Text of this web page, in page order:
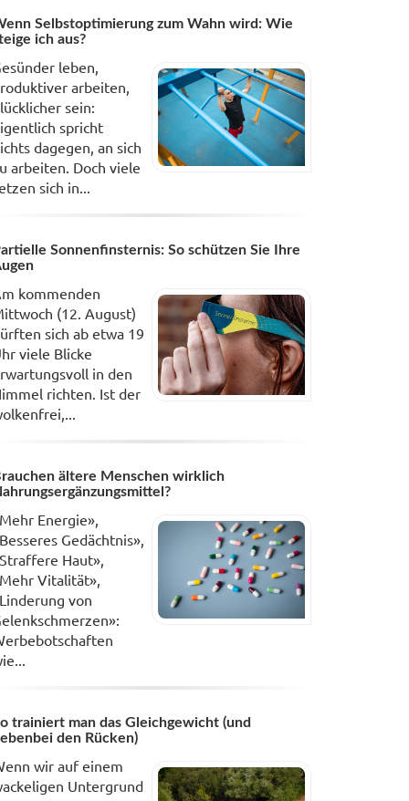
Selbstoptimierung zum Wahn wird: Wie
ich aus?
leben,
arbeiten,
sein:
spricht
dagegen, an sich
arbeiten. Doch viele
sich in...
Sonnenfinsternis: So schützen Sie Ihre
kommenden
(12. August)
sich ab etwa 19
viele Blicke
in den
richten. Ist der
ältere Menschen wirklich
Energie»,
Gedächtnis»,
Haut»,
Vitalität»,
von
trainiert man das Gleichgewicht (und
den Rücken)
wir auf einem
Untergrund